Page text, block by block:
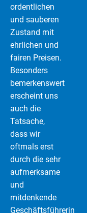
ordentlichen
und sauberen
Zustand mit
ehrlichen und
fairen Preisen.
Besonders
bemerkenswert
erscheint uns
auch die
Tatsache,
dass wir
oftmals erst
durch die sehr
aufmerksame
und
mitdenkende
Geschäftsführerin